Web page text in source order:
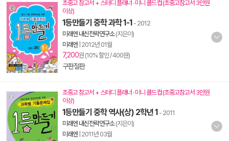
초중고 참고서 + 스터디 플래너 · 미니 콜드컵 (초중고참고서 3만원
이상)
1등만들기 중학 과학 1-1 - 2012
미래엔 내신전략연구소(지은이)
미래엔 2012년 01월
7,200원 (10% 할인 / 400원)
구판절판
초중고 참고서 + 스터디 플래너 · 미니 콜드컵 (초중고참고서 3만원
이상)
1등만들기 중학 역사(상) 2학년 1 - 2011
미래엔 내신전략연구소(지은이)
미래엔 2011년 03월